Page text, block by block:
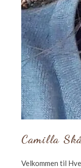
Camilla
Velkommen til